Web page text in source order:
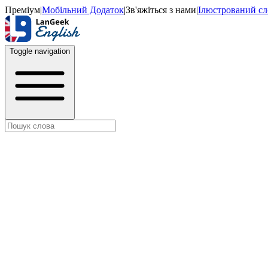
Преміум|Мобільний Додаток|Зв'яжіться з нами|Ілюстрований
Toggle navigation